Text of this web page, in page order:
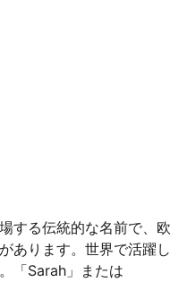
する伝統的な名前で、欧
あります。世界で活躍し
「Sarah」または